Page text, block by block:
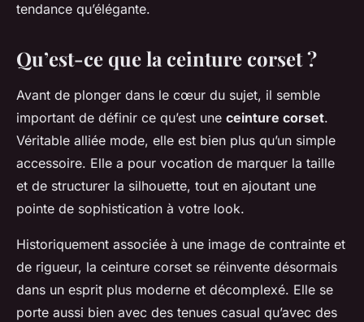
tendance qu’élégante.
Qu’est-ce que la ceinture corset ?
Avant de plonger dans le cœur du sujet, il semble
important de définir ce qu’est une ceinture corset.
Véritable alliée mode, elle est bien plus qu’un simple
accessoire. Elle a pour vocation de marquer la taille
et de structurer la silhouette, tout en ajoutant une
pointe de sophistication à votre look.
Historiquement associée à une image de contrainte et
de rigueur, la ceinture corset se réinvente désormais
dans un esprit plus moderne et décomplexé. Elle se
porte aussi bien avec des tenues casual qu’avec des